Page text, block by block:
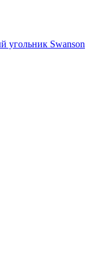
угольник Swanson